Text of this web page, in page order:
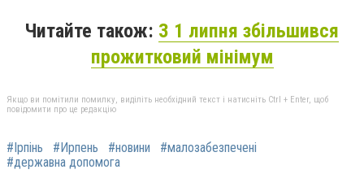
Читайте також: З 1 липня збільшився
прожитковий мінімум
Якщо ви помітили помилку, виділіть необхідний текст і натисніть Ctrl + Enter, щоб
повідомити про це редакцію
#Ірпінь #Ирпень #новини
#малозабезпечені
#державна допомога